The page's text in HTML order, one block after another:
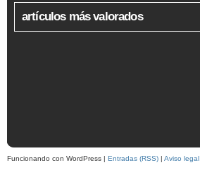
artículos más valorados
Funcionando con WordPress | Entradas (RSS) | Aviso legal